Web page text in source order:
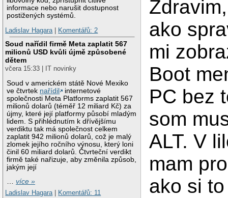
informace nebo narušit dostupnost
postižených systémů.
Ladislav Hagara| Komentářů: 2
Soud nařídil firmě Meta zaplatit 567
milionů USD kvůli újmě způsobené
dětem
včera 15:33 | IT novinky
Soud v americkém státě Nové Mexiko
ve čtvrtek nařídil
internetové
společnosti Meta Platforms zaplatit 567
milionů dolarů (téměř 12 miliard Kč) za
újmy, které její platformy působí mladým
lidem. S přihlédnutím k dřívějšímu
verdiktu tak má společnost celkem
zaplatit 942 milionů dolarů, což je malý
zlomek jejího ročního výnosu, který loni
činil 60 miliard dolarů. Čtvrteční verdikt
firmě také nařizuje, aby změnila způsob,
jakým její
…více »
Ladislav Hagara
Komentářů: 11
ako
mi
Boot
PC bez
som
ALT. V
mam
ako si